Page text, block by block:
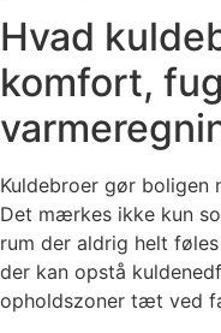
Hvad
komfort,
Kuldebroer gør boligen
Det mærkes ikke kun
rum der aldrig helt
der kan opstå
opholdszoner tæt ved